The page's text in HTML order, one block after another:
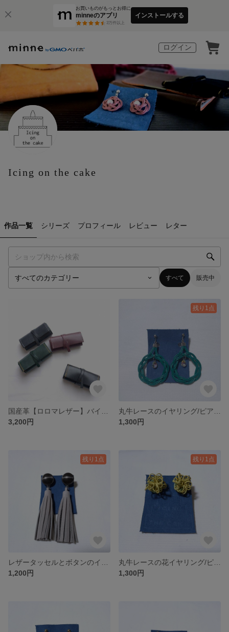
お買いものがもっとお得に
minneのアプリ
3万件以上
インストールする
ログイン
Icing on the cake
作品一覧 シリーズ プロフィール レビュー レター
すべて 販売中
3,200円
残り1点
1,300円
残り1点
1,200円
残り1点
1,300円